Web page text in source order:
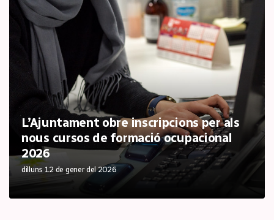
L’Ajuntament obre inscripcions per als
nous cursos de formació ocupacional
2026
dilluns 12 de gener del 2026